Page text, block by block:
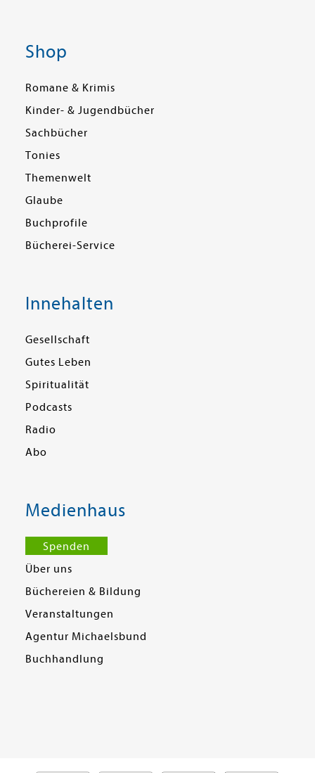
Shop
Romane & Krimis
Kinder- & Jugendbücher
Sachbücher
Tonies
Themenwelt
Glaube
Buchprofile
Bücherei-Service
Innehalten
Gesellschaft
Gutes Leben
Spiritualität
Podcasts
Radio
Abo
Medienhaus
Spenden
Über uns
Büchereien & Bildung
Veranstaltungen
Agentur Michaelsbund
Buchhandlung